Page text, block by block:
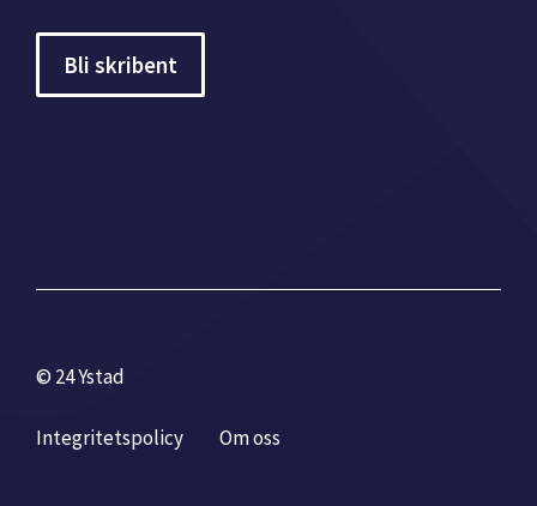
Bli skribent
© 24 Ystad
Integritetspolicy Om oss